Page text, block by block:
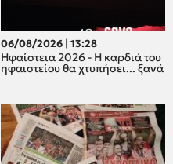
06/08/2026 | 13:28
Ηφαίστεια 2026 - Η καρδιά του
ηφαιστείου θα χτυπήσει... ξανά